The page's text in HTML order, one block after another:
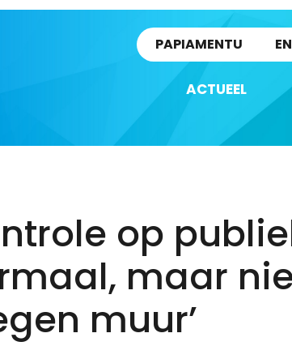
PAPIAMENTU
ACTUEEL
op
maar
muur’